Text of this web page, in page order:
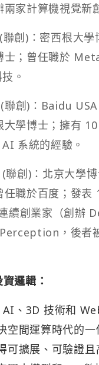
兩家計算機視覺新
創)：密西根大學
士；曾任職於
。
創)：Baidu
大學博士；擁有
系統的經驗。
創)：北京大學
任職於百度；發表
續創業家（創辦
，後者
邏輯：
、3D 技術和
空間運算時代的
可擴展、可驗證